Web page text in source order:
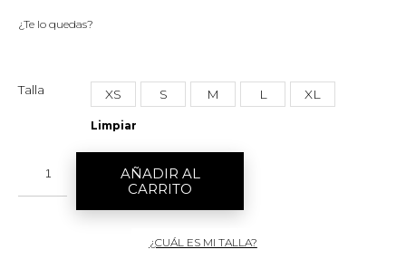
¿Te lo quedas?
Talla XS S M L XL
Limpiar
AÑADIR AL
CARRITO
¿CUÁL ES MI TALLA?